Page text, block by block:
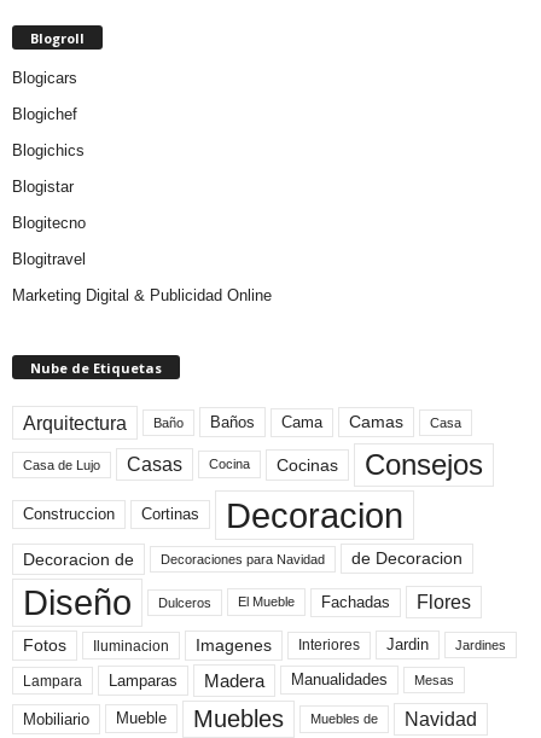
Blogroll
Blogicars
Blogichef
Blogichics
Blogistar
Blogitecno
Blogitravel
Marketing Digital & Publicidad Online
Nube de Etiquetas
Arquitectura Baño Baños Cama Camas Casa
Casa de Lujo Casas Cocina Cocinas Consejos
Construccion Cortinas Decoracion
Decoracion de Decoraciones para Navidad de Decoracion
Diseño Dulceros El Mueble Fachadas Flores
Fotos Iluminacion Imagenes Interiores Jardin Jardines
Lampara Lamparas Madera Manualidades Mesas
Mobiliario Mueble Muebles Muebles de Navidad